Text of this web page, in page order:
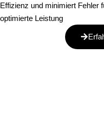
Effizienz und minimiert Fehler
optimierte Leistung